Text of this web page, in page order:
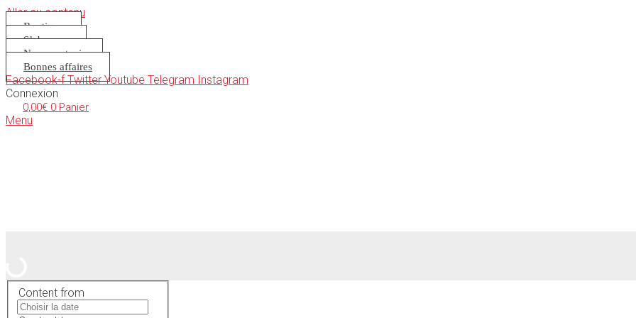
Aller au contenu
Boutique
S’abonner
Nous soutenir
Bonnes affaires
Facebook-f Twitter Youtube Telegram Instagram
Connexion
0,00€ 0 Panier
Menu
Content from